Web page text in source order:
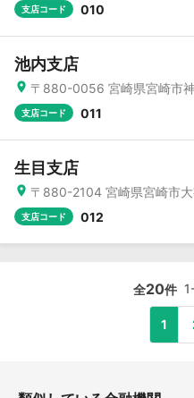
支店コード 010
池内支店
〒880-0056 宮崎県宮崎市
支店コード 011
生目支店
〒880-2104 宮崎県宮崎市
支店コード 012
全20件
1